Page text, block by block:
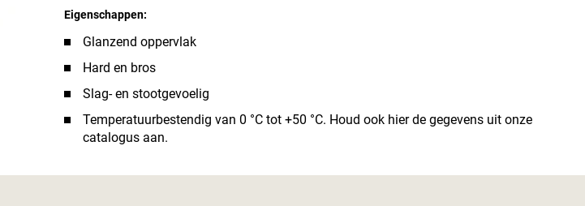
Eigenschappen:
Glanzend oppervlak
Hard en bros
Slag- en stootgevoelig
Temperatuurbestendig van 0 °C tot +50 °C. Houd ook hier de gegevens uit onze
catalogus aan.